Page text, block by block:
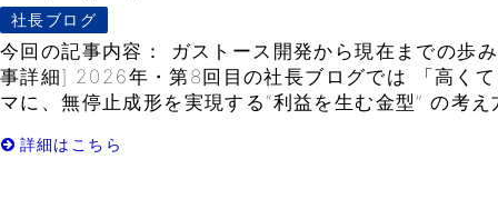
社長ブログ
今回の記事内容： ガストース開発から現在までの
事詳細] 2026年・第8回目の社長ブログでは 「高く
マに、無停止成形を実現する“利益を生む金型” の考
詳細はこちら